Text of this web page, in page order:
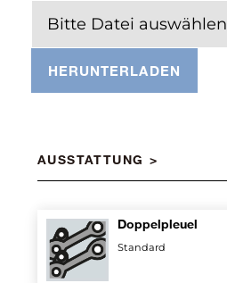
Bitte Datei auswählen
HERUNTERLADEN
AUSSTATTUNG
Doppelpleuel
Standard